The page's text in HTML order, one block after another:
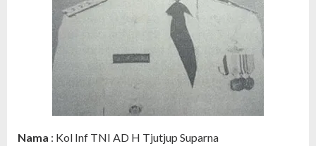
Nama : Kol Inf TNI AD H Tjutjup Suparna